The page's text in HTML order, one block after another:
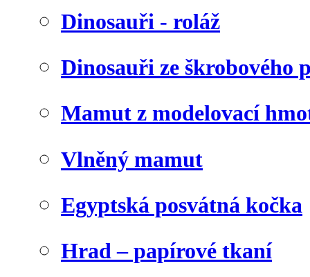
Dinosauři - roláž
Dinosauři ze škrobového
Mamut z modelovací
Vlněný mamut
Egyptská posvátná kočka
Hrad – papírové tkaní